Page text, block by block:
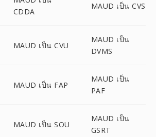
CDDA
MAUD เป็น CVS
MAUD เป็น CVU
MAUD เป็น
DVMS
MAUD เป็น FAP
MAUD เป็น
PAF
MAUD เป็น SOU
MAUD เป็น
GSRT